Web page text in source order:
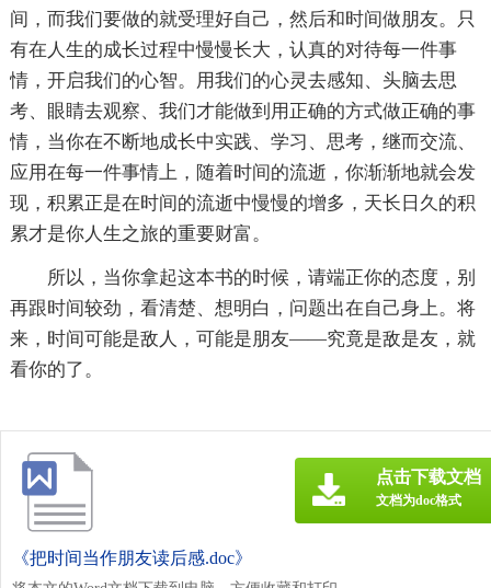
间，而我们要做的就受理好自己，然后和时间做朋友。只
有在人生的成长过程中慢慢长大，认真的对待每一件事
情，开启我们的心智。用我们的心灵去感知、头脑去思
考、眼睛去观察、我们才能做到用正确的方式做正确的事
情，当你在不断地成长中实践、学习、思考，继而交流、
应用在每一件事情上，随着时间的流逝，你渐渐地就会发
现，积累正是在时间的流逝中慢慢的增多，天长日久的积
累才是你人生之旅的重要财富。
所以，当你拿起这本书的时候，请端正你的态度，别
再跟时间较劲，看清楚、想明白，问题出在自己身上。将
来，时间可能是敌人，可能是朋友——究竟是敌是友，就
看你的了。
《把时间当作朋友读后感.doc》
点击下载文档
文档为doc格式